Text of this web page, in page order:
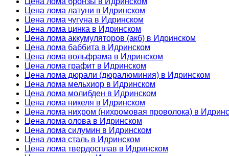
Цена лома латуни в Идринском
Цена лома чугуна в Идринском
Цена лома цинка в Идринском
Цена лома аккумуляторов (акб) в Идринском
Цена лома баббита в Идринском
Цена лома вольфрама в Идринском
Цена лома графит в Идринском
Цена лома дюрали (дюралюминия) в Идринском
Цена лома мельхиор в Идринском
Цена лома молибден в Идринском
Цена лома никеля в Идринском
Цена лома нихром (нихромовая проволока) в
Цена лома олова в Идринском
Цена лома силумин в Идринском
Цена лома сталь в Идринском
Цена лома твердосплав в Идринском